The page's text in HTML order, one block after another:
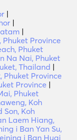
|
|
|
Province
Phuket
Na Nai, Phuket
Thailand |
Phuket Province
Province |
Phuket
Koh
Koh
Laem Hiang,
i Ban Yan Su,
i Ban Huai